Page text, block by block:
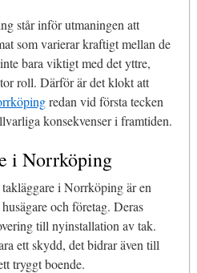
står inför utmaningen att
som varierar kraftigt mellan de
bara viktigt med det yttre,
roll. Därför är det klokt att
redan vid första tecken
konsekvenser i framtiden.
i Norrköping
i Norrköping är en
och företag. Deras
till nyinstallation av tak.
ett skydd, det bidrar även till
tryggt boende.